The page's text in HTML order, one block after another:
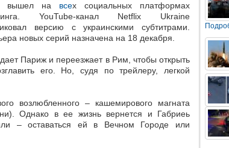
вышел на всех социальных платформах
YouTube-канал Netflix Ukraine
версию с украинскими субтитрами.
новых серий назначена на 18 декабря.
Париж и переезжает в Рим, чтобы открыть
его. Но, судя по трейлеру, легкой
возлюбленного – кашемирового магната
Однако в ее жизнь вернется и Габриеь
– оставаться ей в Вечном Городе или